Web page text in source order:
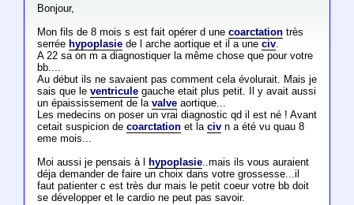
Bonjour,
Mon fils de 8 mois s est fait opérer d une coarctationtrès
serrée hypoplasiede l arche aortique et il a une civ.
A 22 sa on m a diagnostiquer la même chose que pour votre
bb....
Au début ils ne savaient pas comment cela évolurait. Mais je
sais que le ventriculegauche etait plus petit. Il y avait aussi
un épaississement de la valveaortique...
Les medecins on poser un vrai diagnostic qd il est né ! Avant
cetait suspicion de coarctationet la civn a été vu quau 8
eme mois...
Moi aussi je pensais à l
hypoplasie..mais ils vous auraient
déja demander de faire un choix dans votre grossesse...il
faut patienter c est très dur mais le petit coeur votre bb doit
se développer et le cardio ne peut pas savoir.